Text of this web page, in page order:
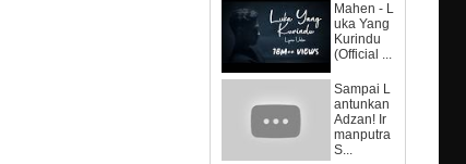
Mahen - L
uka Yang
Kurindu
(Official ...
Sampai L
antunkan
Adzan! Ir
manputra
S...